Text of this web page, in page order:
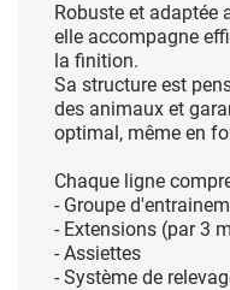
Robuste et adaptée
elle accompagne
la finition.
Sa structure est
des animaux et
optimal, même en
Chaque ligne
- Groupe
- Extensions (par 3
- Assiettes
- Système de